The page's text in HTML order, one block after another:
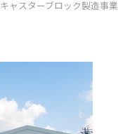
キャスターブロック製造事業